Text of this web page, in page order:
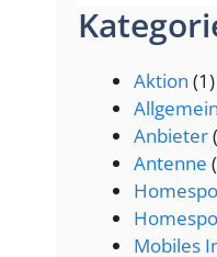
Aktion (1)
Allgemein
Anbieter
Antenne
Mobiles